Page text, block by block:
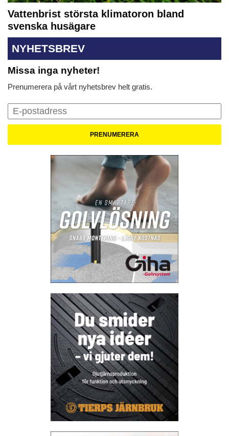
Vattenbrist största klimatoron bland
svenska husägare
NYHETSBREV
Missa inga nyheter!
Prenumerera på vårt nyhetsbrev helt gratis.